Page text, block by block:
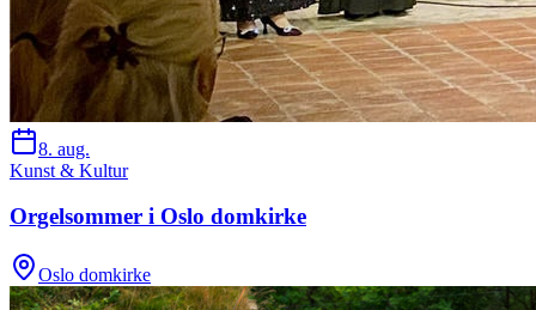
8. aug.
Kunst & Kultur
Orgelsommer i Oslo domkirke
Oslo domkirke